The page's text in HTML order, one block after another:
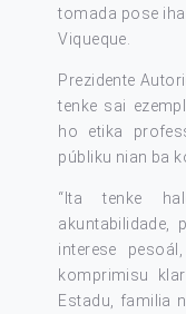
tomada pose
Viqueque.
Prezidente
tenke sai
ho etika
públiku nian ba
“Ita tenke
akuntabilidade,
interese
komprimisu
Estadu, familia